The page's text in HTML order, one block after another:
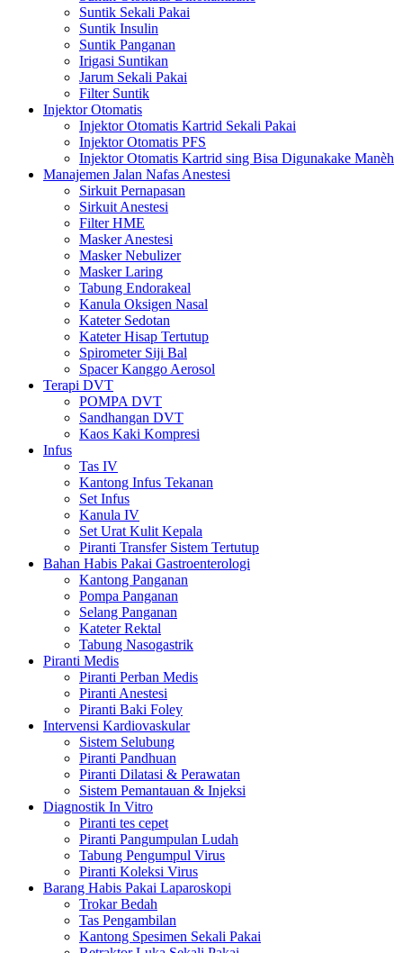
Suntik Sekali Pakai
Suntik Insulin
Suntik Panganan
Irigasi Suntikan
Jarum Sekali Pakai
Filter Suntik
Injektor Otomatis
Injektor Otomatis Kartrid Sekali Pakai
Injektor Otomatis PFS
Injektor Otomatis Kartrid sing Bisa Digunakake Manèh
Manajemen Jalan Nafas Anestesi
Sirkuit Pernapasan
Sirkuit Anestesi
Filter HME
Masker Anestesi
Masker Nebulizer
Masker Laring
Tabung Endorakeal
Kanula Oksigen Nasal
Kateter Sedotan
Kateter Hisap Tertutup
Spirometer Siji Bal
Spacer Kanggo Aerosol
Terapi DVT
POMPA DVT
Sandhangan DVT
Kaos Kaki Kompresi
Infus
Tas IV
Kantong Infus Tekanan
Set Infus
Kanula IV
Set Urat Kulit Kepala
Piranti Transfer Sistem Tertutup
Bahan Habis Pakai Gastroenterologi
Kantong Panganan
Pompa Panganan
Selang Panganan
Kateter Rektal
Tabung Nasogastrik
Piranti Medis
Piranti Perban Medis
Piranti Anestesi
Piranti Baki Foley
Intervensi Kardiovaskular
Sistem Selubung
Piranti Pandhuan
Piranti Dilatasi & Perawatan
Sistem Pemantauan & Injeksi
Diagnostik In Vitro
Piranti tes cepet
Piranti Pangumpulan Ludah
Tabung Pengumpul Virus
Piranti Koleksi Virus
Barang Habis Pakai Laparoskopi
Trokar Bedah
Tas Pengambilan
Kantong Spesimen Sekali Pakai